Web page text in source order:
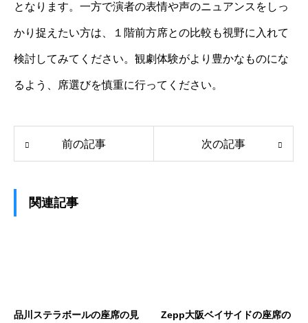
となります。一方で演者の表情や声のニュアンスをしっ
かり捉えたい方は、１階前方席との比較も視野に入れて
検討してみてください。観劇体験がより豊かなものにな
るよう、席選びを慎重に行ってください。
前の記事 次の記事
関連記事
品川ステラボールの座席の見
Zepp大阪ベイサイドの座席の